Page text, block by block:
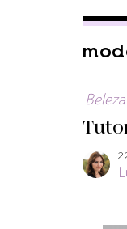
Beleza